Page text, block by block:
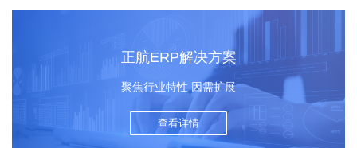
正航ERP解决方案
聚焦行业特性 因需扩展
查看详情